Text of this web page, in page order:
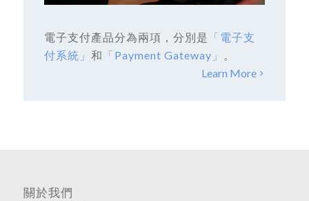
電子支付產品分為兩項，分別是 「電子支
付系統」 和 「Payment Gateway」
Learn More
關於我們